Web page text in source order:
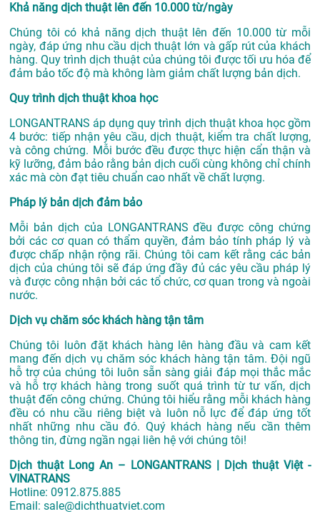
Khả năng dịch thuật lên đến 10.000 từ/ngày
Chúng tôi có khả năng dịch thuật lên đến 10.000 từ mỗi
ngày, đáp ứng nhu cầu dịch thuật lớn và gấp rút của khách
hàng. Quy trình dịch thuật của chúng tôi được tối ưu hóa để
đảm bảo tốc độ mà không làm giảm chất lượng bản dịch.
Quy trình dịch thuật khoa học
LONGANTRANS áp dụng quy trình dịch thuật khoa học gồm
4 bước: tiếp nhận yêu cầu, dịch thuật, kiểm tra chất lượng,
và công chứng. Mỗi bước đều được thực hiện cẩn thận và
kỹ lưỡng, đảm bảo rằng bản dịch cuối cùng không chỉ chính
xác mà còn đạt tiêu chuẩn cao nhất về chất lượng.
Pháp lý bản dịch đảm bảo
Mỗi bản dịch của LONGANTRANS đều được công chứng
bởi các cơ quan có thẩm quyền, đảm bảo tính pháp lý và
được chấp nhận rộng rãi. Chúng tôi cam kết rằng các bản
dịch của chúng tôi sẽ đáp ứng đầy đủ các yêu cầu pháp lý
và được công nhận bởi các tổ chức, cơ quan trong và ngoài
nước.
Dịch vụ chăm sóc khách hàng tận tâm
Chúng tôi luôn đặt khách hàng lên hàng đầu và cam kết
mang đến dịch vụ chăm sóc khách hàng tận tâm. Đội ngũ
hỗ trợ của chúng tôi luôn sẵn sàng giải đáp mọi thắc mắc
và hỗ trợ khách hàng trong suốt quá trình từ tư vấn, dịch
thuật đến công chứng. Chúng tôi hiểu rằng mỗi khách hàng
đều có nhu cầu riêng biệt và luôn nỗ lực để đáp ứng tốt
nhất những nhu cầu đó. Quý khách hàng nếu cần thêm
thông tin, đừng ngần ngại liên hệ với chúng tôi!
Dịch thuật Long An – LONGANTRANS | Dịch thuật Việt -
VINATRANS
Hotline: 0912.875.885
Email: sale@dichthuatviet.com